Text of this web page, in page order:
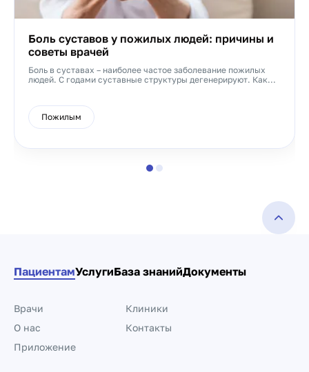
Боль суставов у пожилых людей: причины и
советы врачей
Боль в суставах – наиболее частое заболевание пожилых
людей. С годами суставные структуры дегенерируют. Как...
Пожилым
ПациентамУслугиБаза знанийДокументы
Врачи
Клиники
О нас
Контакты
Приложение